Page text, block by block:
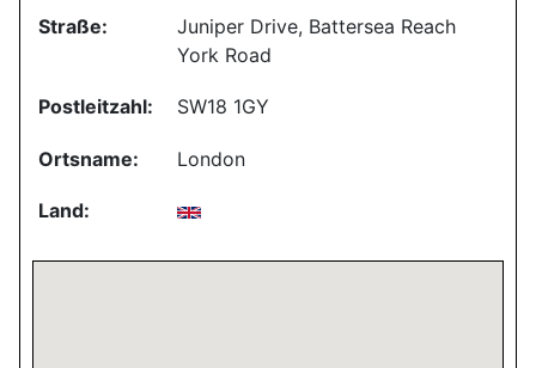
Straße:
Juniper Drive, Battersea Reach
York Road
Postleitzahl: SW18 1GY
Ortsname: London
Land: